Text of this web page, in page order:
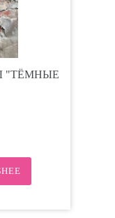
"ТЁМНЫЕ